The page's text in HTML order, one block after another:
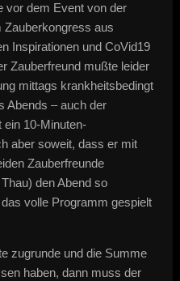
vor dem Event von der
Zauberkongress aus
Inspirationen und CoVid19
Zauberfreund mußte leider
mittags krankheitsbedingt
Abends – auch der
ein 10-Minuten-
aber soweit, dass er mit
Zauberfreunde
den Abend so
volle Programm gespielt
zugrunde und die Summe
haben, dann muss der